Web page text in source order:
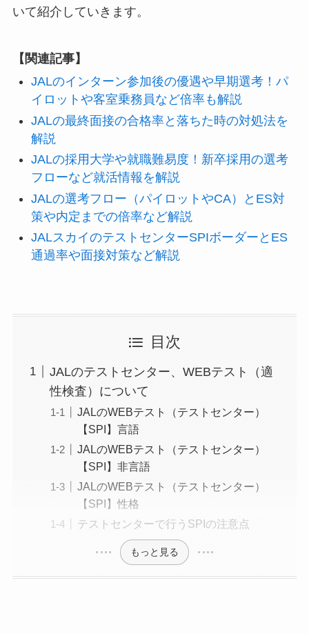
いて紹介していきます。
【関連記事】
JALのインターン参加後の優遇や早期選考！パ
イロットや客室乗務員など倍率も解説
JALの最終面接の合格率と落ちた時の対処法を
解説
JALの採用大学や就職難易度！新卒採用の選考
フローなど就活情報を解説
JALの選考フロー（パイロットやCA）とES対
策や内定までの倍率など解説
JALスカイのテストセンターSPIボーダーとES
通過率や面接対策など解説
目次
JALのテストセンター、WEBテスト（適
性検査）について
JALのWEBテスト（テストセンター）
【SPI】言語
JALのWEBテスト（テストセンター）
【SPI】非言語
JALのWEBテスト（テストセンター）
【SPI】性格
テストセンターで行うSPIの注意点
もっと見る